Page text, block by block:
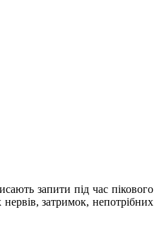
запити під час пікового
затримок, непотрібних